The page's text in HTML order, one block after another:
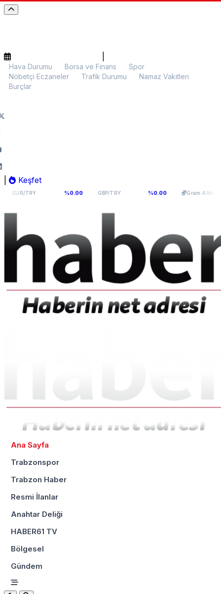
Hava Durumu Borsa ve Finans
Spor
Nöbetçi Eczaneler
Trafik Durumu
Namaz Vakitleri
Burçlar
Keşfet
55,1141 %0.00 GBP/TRY 64,2936 %0.00 Gram Altın 6.107,34
Ana Sayfa
Trabzonspor
Trabzon Haber
Resmi İlanlar
Anahtar Deliği
HABER61 TV
Bölgesel
Gündem